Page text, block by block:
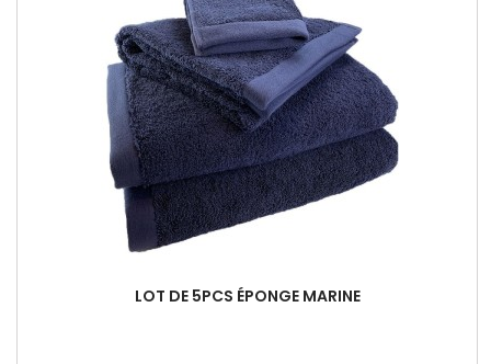
LOT DE 5PCS ÉPONGE MARINE